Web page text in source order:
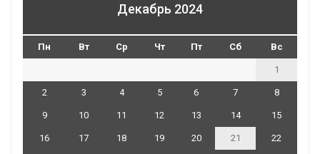
Декабрь 2024
Пн Вт Ср Чт Пт Сб Вс
1
2 3 4 5 6 7 8
9 10 11 12 13 14 15
16 17 18 19 20 21 22